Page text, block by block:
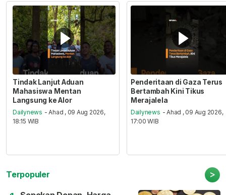
Tindak Lanjut Aduan
Mahasiswa Mentan
Langsung ke Alor
Dailynews - Ahad , 09 Aug 2026,
18:15 WIB
Penderitaan di Gaza Terus
Bertambah Kini Tikus
Merajalela
Dailynews - Ahad , 09 Aug 2026,
17:00 WIB
Terpopuler >